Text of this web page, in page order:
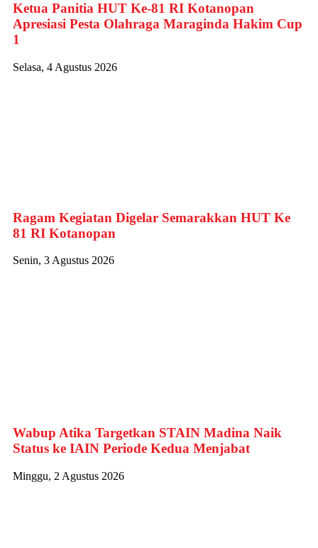
Ketua Panitia HUT Ke-81 RI Kotanopan
Apresiasi Pesta Olahraga Maraginda Hakim Cup
1
Selasa, 4 Agustus 2026
Ragam Kegiatan Digelar Semarakkan HUT Ke
81 RI Kotanopan
Senin, 3 Agustus 2026
Wabup Atika Targetkan STAIN Madina Naik
Status ke IAIN Periode Kedua Menjabat
Minggu, 2 Agustus 2026